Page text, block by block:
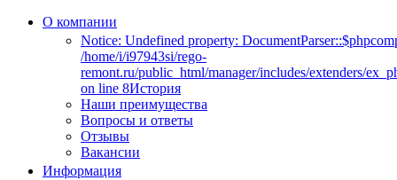
О компании
Notice: Undefined property:
/home/i/i97943si/rego-
remont.ru/public_html/manager/includes/extenders/
on line 8История
Наши преимущества
Вопросы и ответы
Отзывы
Вакансии
Информация